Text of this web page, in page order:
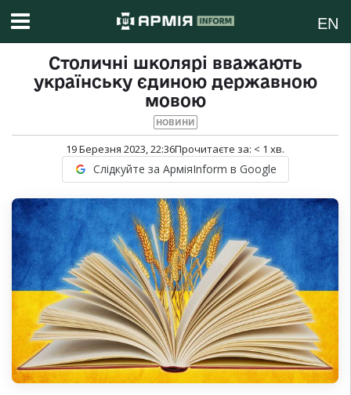
EN
Столичні школярі вважають
українську єдиною державною
мовою
НОВИНИ
19 Березня 2023, 22:36Прочитаєте за: < 1 хв.
Слідкуйте за АрміяInform в Google